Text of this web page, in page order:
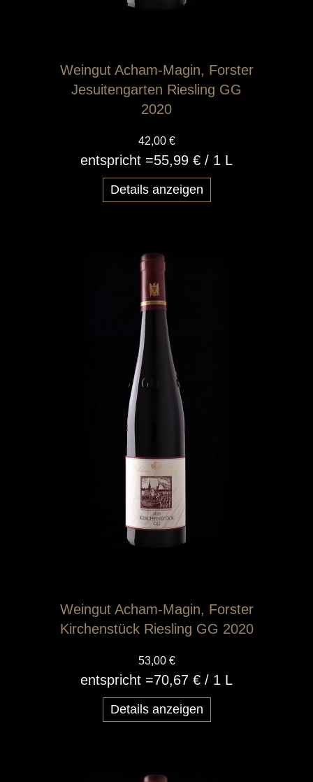
Weingut Acham-Magin, Forster
Jesuitengarten Riesling GG
2020
42,00 €
entspricht =55,99 € / 1 L
Details anzeigen
Weingut Acham-Magin, Forster
Kirchenstück Riesling GG 2020
53,00 €
entspricht =70,67 € / 1 L
Details anzeigen